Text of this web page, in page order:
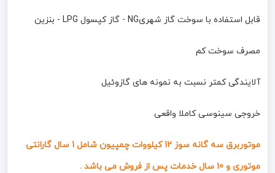
قابل استفاده با سوخت گاز شهریNG - گاز کپسول LPG - بنزین
مصرف سوخت کم
آلایندگی کمتر نسبت به نمونه های گازوئیل
خروجی سینوسی کاملا واقعی
موتوربرق سه گانه سوز 12 کیلووات چمپیون شامل 1 سال گارانتی
موتوری و 10 سال خدمات پس از فروش می باشد .